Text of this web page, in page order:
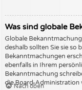
Was sind globale
Globale
deshalb sollten Sie sie so
Bekanntmachungen
ebenfalls in Ihrem
Bekanntmachung
die Board-Administration
Nach oben